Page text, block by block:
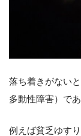
落ち着きがない
多動性障害）で
例えば貧乏ゆす